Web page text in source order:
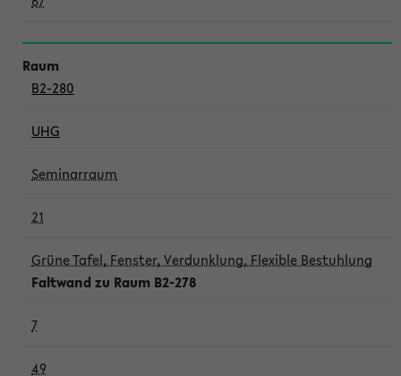
B2-280
UHG
Seminarraum
21
Grüne Tafel, Fenster, Verdunklung, Flexible Bestuhlung
Faltwand zu Raum B2-278
7
49